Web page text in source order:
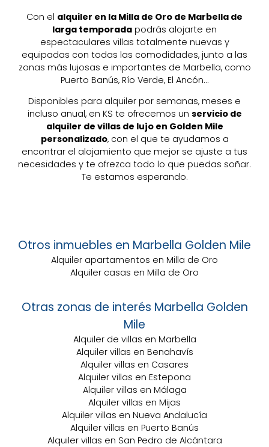
Con el alquiler en la Milla de Oro de Marbella de
larga temporada podrás alojarte en
espectaculares villas totalmente nuevas y
equipadas con todas las comodidades, junto a las
zonas más lujosas e importantes de Marbella, como
Puerto Banús, Río Verde, El Ancón…
Disponibles para alquiler por semanas, meses e
incluso anual, en KS te ofrecemos un servicio de
alquiler de villas de lujo en Golden Mile
personalizado, con el que te ayudamos a
encontrar el alojamiento que mejor se ajuste a tus
necesidades y te ofrezca todo lo que puedas soñar.
Te estamos esperando.
Otros inmuebles en Marbella Golden Mile
Alquiler apartamentos en Milla de Oro
Alquiler casas en Milla de Oro
Otras zonas de interés Marbella Golden
Mile
Alquiler de villas en Marbella
Alquiler villas en Benahavís
Alquiler villas en Casares
Alquiler villas en Estepona
Alquiler villas en Málaga
Alquiler villas en Mijas
Alquiler villas en Nueva Andalucía
Alquiler villas en Puerto Banús
Alquiler villas en San Pedro de Alcántara